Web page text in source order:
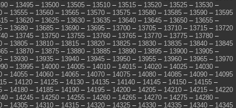
– 13495 – 13500 – 13505 – 13510 – 13515 – 13520 – 13525 – 13530 –
– 13555 – 13560 – 13565 – 13570 – 13575 – 13580 – 13585 – 13590 – 13595
– 13620 – 13625 – 13630 – 13635 – 13640 – 13645 – 13650 – 13655 –
– 13680 – 13685 – 13690 – 13695 – 13700 – 13705 – 13710 – 13715 – 13720
– 13745 – 13750 – 13755 – 13760 – 13765 – 13770 – 13775 – 13780 –
– 13805 – 13810 – 13815 – 13820 – 13825 – 13830 – 13835 – 13840 – 13845
– 13870 – 13875 – 13880 – 13885 – 13890 – 13895 – 13900 – 13905 –
– 13930 – 13935 – 13940 – 13945 – 13950 – 13955 – 13960 – 13965 – 13970
– 13995 – 14000 – 14005 – 14010 – 14015 – 14020 – 14025 – 14030 –
– 14055 – 14060 – 14065 – 14070 – 14075 – 14080 – 14085 – 14090 – 14095
– 14120 – 14125 – 14130 – 14135 – 14140 – 14145 – 14150 – 14155 –
– 14180 – 14185 – 14190 – 14195 – 14200 – 14205 – 14210 – 14215 – 14220
– 14245 – 14250 – 14255 – 14260 – 14265 – 14270 – 14275 – 14280 –
– 14305 – 14310 – 14315 – 14320 – 14325 – 14330 – 14335 – 14340 – 14345